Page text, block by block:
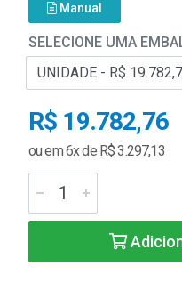
Manual
SELECIONE UMA
R$ 19.782,76
ou em 6x de R$ 3.297,13